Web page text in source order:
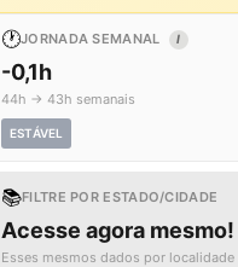
🕐JORNADA SEMANAL I
-0,1h
44h → 43h semanais
ESTÁVEL
📚FILTRE POR ESTADO/CIDADE
Acesse agora mesmo!
Esses mesmos dados por localidade